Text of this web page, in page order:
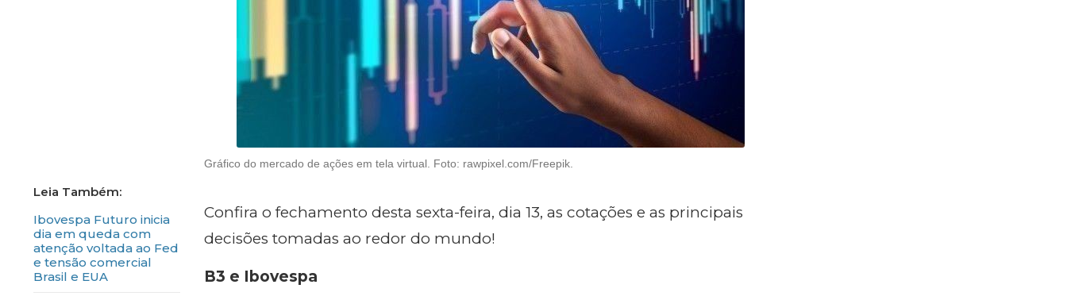
Ibovespa Futuro inicia
dia em queda com
atenção voltada ao Fed
e tensão comercial
Brasil e EUA
Gráfico do mercado de ações em tela virtual. Foto: rawpixel.com/Freepik.
Confira o fechamento desta sexta-feira, dia 13, as cotações e as principais
decisões tomadas ao redor do mundo!
B3 e Ibovespa